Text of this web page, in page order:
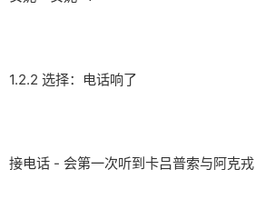
1.2.2 选择：电话响了
接电话 - 会第一次听到卡吕普索与阿克戎